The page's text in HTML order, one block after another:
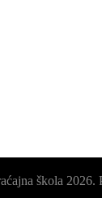
škola 2026.